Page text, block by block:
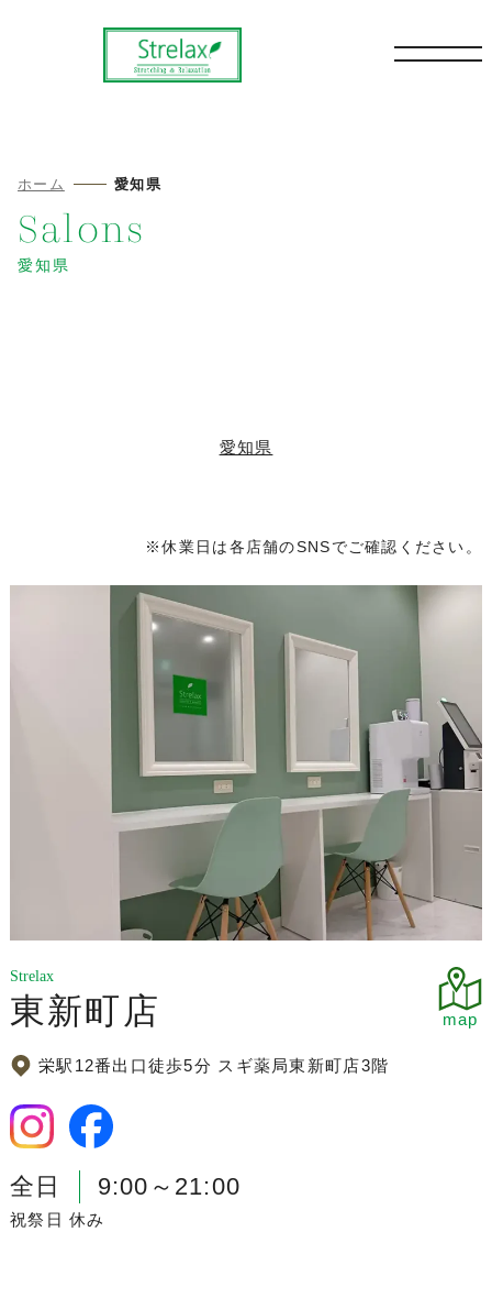
ホーム 愛知県
愛知県
愛知県
※休業日は各店舗のSNSでご確認ください。
Strelax
東新町店
栄駅12番出口徒歩5分 スギ薬局東新町店3階
map
全日 9:00～21:00
祝祭日 休み